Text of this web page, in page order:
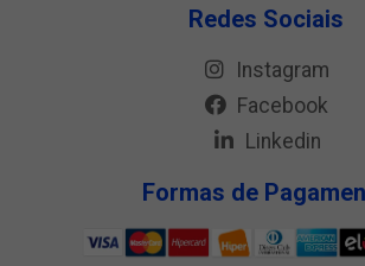
Redes Sociais
Instagram
Facebook
Linkedin
Formas de